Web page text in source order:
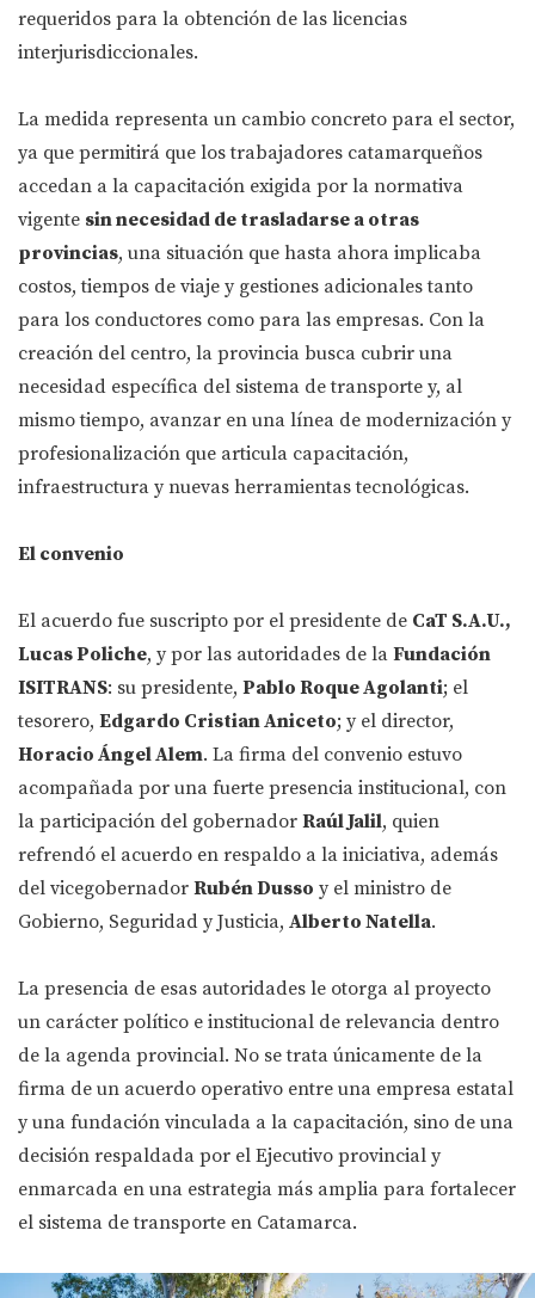
requeridos para la obtención de las licencias
interjurisdiccionales.
La medida representa un cambio concreto para el sector,
ya que permitirá que los trabajadores catamarqueños
accedan a la capacitación exigida por la normativa
vigente sin necesidad de trasladarse a otras
provincias, una situación que hasta ahora implicaba
costos, tiempos de viaje y gestiones adicionales tanto
para los conductores como para las empresas. Con la
creación del centro, la provincia busca cubrir una
necesidad específica del sistema de transporte y, al
mismo tiempo, avanzar en una línea de modernización y
profesionalización que articula capacitación,
infraestructura y nuevas herramientas tecnológicas.
El convenio
El acuerdo fue suscripto por el presidente de CaT S.A.U.,
Lucas Poliche, y por las autoridades de la Fundación
ISITRANS: su presidente, Pablo Roque Agolanti; el
tesorero, Edgardo Cristian Aniceto; y el director,
Horacio Ángel Alem. La firma del convenio estuvo
acompañada por una fuerte presencia institucional, con
la participación del gobernador Raúl Jalil, quien
refrendó el acuerdo en respaldo a la iniciativa, además
del vicegobernador Rubén Dusso y el ministro de
Gobierno, Seguridad y Justicia, Alberto Natella.
La presencia de esas autoridades le otorga al proyecto
un carácter político e institucional de relevancia dentro
de la agenda provincial. No se trata únicamente de la
firma de un acuerdo operativo entre una empresa estatal
y una fundación vinculada a la capacitación, sino de una
decisión respaldada por el Ejecutivo provincial y
enmarcada en una estrategia más amplia para fortalecer
el sistema de transporte en Catamarca.